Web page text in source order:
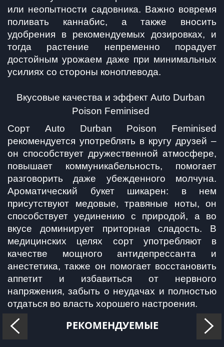
или неопытности садовника. Важно вовремя
поливать каннабис, а также вносить
удобрения в рекомендуемых дозировках, и
тогда растение непременно порадует
достойным урожаем даже при минимальных
усилиях со стороны коноплевода.
Вкусовые качества и эффект Auto Durban
Poison Feminised
Сорт Auto Durban Poison Feminised
рекомендуется употреблять в кругу друзей –
он способствует дружественной атмосфере,
повышает коммуникабельность, помогает
разговорить даже убежденного молчуна.
Ароматический букет шикарен: в нем
присутствуют медовые, травяные ноты, он
способствует уединению с природой, а во
вкусе доминирует приторная сладость. В
медицинских целях сорт употребляют в
качестве мощного антидепрессанта и
анестетика, также он помогает восстановить
аппетит и избавиться от нервного
напряжения, забыть о неудачах и полностью
отдаться во власть хорошего настроения.
РЕКОМЕНДУЕМЫЕ